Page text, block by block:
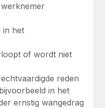
op
over
in het
of wordt niet
reden
in het
ernstig wangedrag